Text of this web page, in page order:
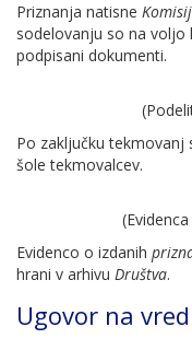
Priznanja natisne
sodelovanju so na voljo
podpisani dokumenti.
Po zaključku tekmovanj
šole tekmovalcev.
Evidenco o izdanih
hrani v arhivu Društva.
Ugovor na